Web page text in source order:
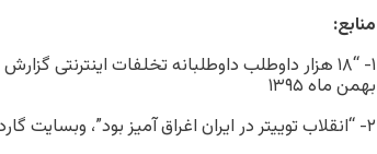
منابع:
بهمن ماه ۱۳۹۵
۲- “انقلاب توییتر در ایران اغراق آمیز بود”، وبسایت گاردین، ۹ جون ۲۰۱۰